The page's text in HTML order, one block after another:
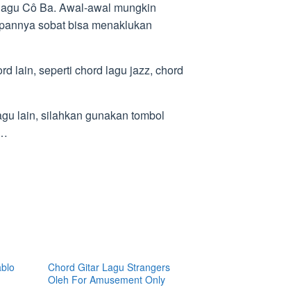
Cô Ba. Awal-awal mungkin
sobat bisa menaklukan
lain, seperti chord lagu jazz, chord
lain, silahkan gunakan tombol
Chord Gitar Lagu Strangers
Oleh For Amusement Only